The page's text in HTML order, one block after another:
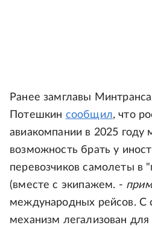
Ранее замглавы
Потешкин сообщил, что
авиакомпании в 2025 году
возможность брать у
перевозчиков самолеты в
(вместе с экипажем. -
международных рейсов. С
механизм легализован для